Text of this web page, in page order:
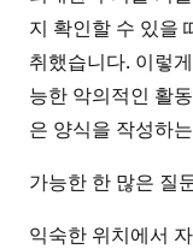
지 확인할 수 있을
취했습니다. 이렇
능한 악의적인 활
은 양식을 작성하
가능한 한 많은 질
익숙한 위치에서